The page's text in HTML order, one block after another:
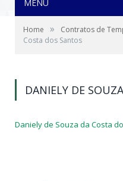
MENU
Home » Contratos de
Costa dos Santos
DANIELY DE
Daniely de Souza da Costa